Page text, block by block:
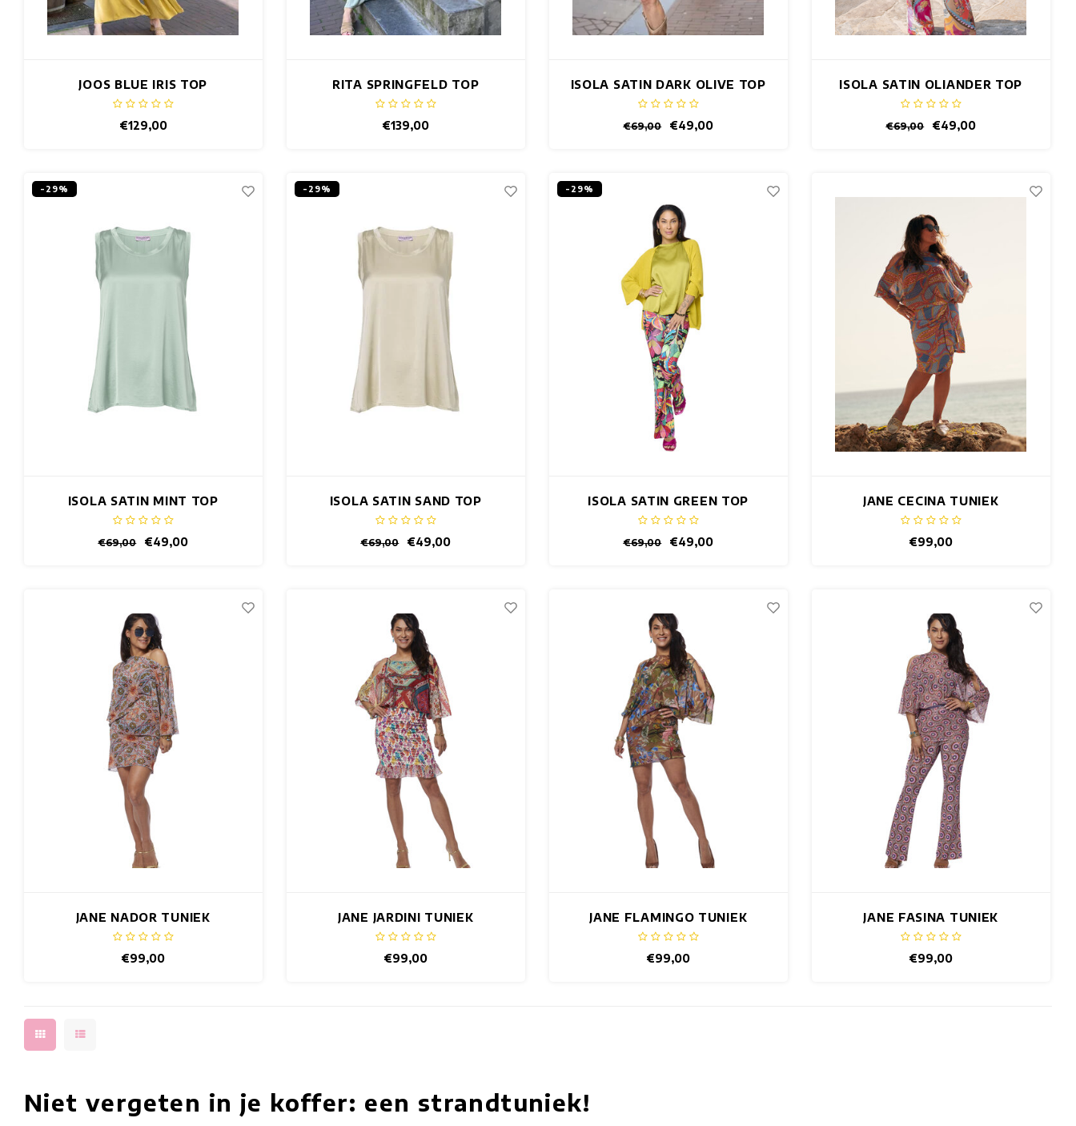
JOOS BLUE IRIS TOP
€129,00
RITA SPRINGFELD TOP
€139,00
ISOLA SATIN DARK OLIVE TOP
€69,00 €49,00
ISOLA SATIN OLIANDER TOP
€69,00 €49,00
-29%
ISOLA SATIN MINT TOP
€69,00 €49,00
-29%
ISOLA SATIN SAND TOP
€69,00 €49,00
-29%
ISOLA SATIN GREEN TOP
€69,00 €49,00
JANE CECINA TUNIEK
€99,00
JANE NADOR TUNIEK
€99,00
JANE JARDINI TUNIEK
€99,00
JANE FLAMINGO TUNIEK
€99,00
JANE FASINA TUNIEK
€99,00
Niet vergeten in je koffer: een strandtuniek!